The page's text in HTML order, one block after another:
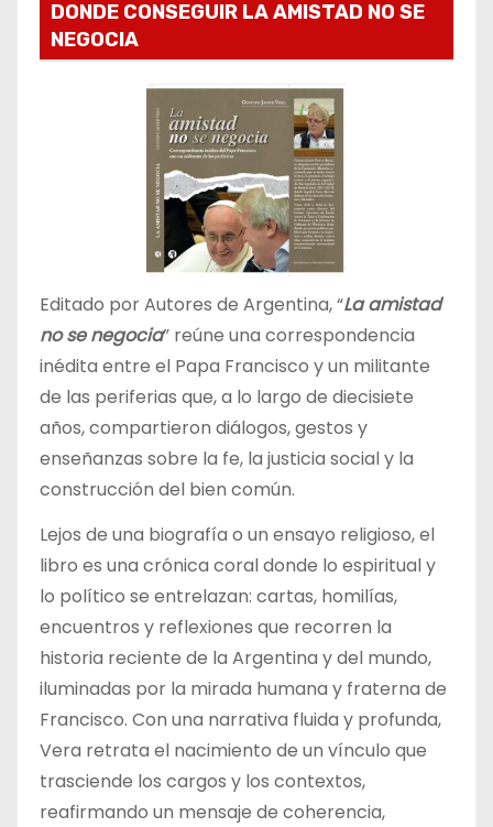
DONDE CONSEGUIR LA AMISTAD NO SE
NEGOCIA
Editado por Autores de Argentina, “La amistad
no se negocia” reúne una correspondencia
inédita entre el Papa Francisco y un militante
de las periferias que, a lo largo de diecisiete
años, compartieron diálogos, gestos y
enseñanzas sobre la fe, la justicia social y la
construcción del bien común.
Lejos de una biografía o un ensayo religioso, el
libro es una crónica coral donde lo espiritual y
lo político se entrelazan: cartas, homilías,
encuentros y reflexiones que recorren la
historia reciente de la Argentina y del mundo,
iluminadas por la mirada humana y fraterna de
Francisco. Con una narrativa fluida y profunda,
Vera retrata el nacimiento de un vínculo que
trasciende los cargos y los contextos,
reafirmando un mensaje de coherencia,